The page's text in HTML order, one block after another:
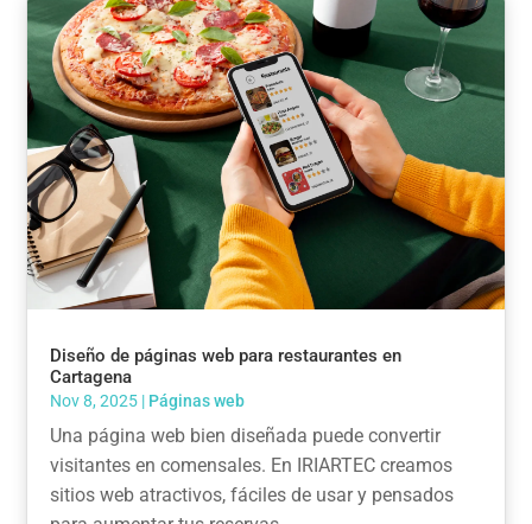
Diseño de páginas web para restaurantes en
Cartagena
Nov 8, 2025 | Páginas web
Una página web bien diseñada puede convertir
visitantes en comensales. En IRIARTEC creamos
sitios web atractivos, fáciles de usar y pensados